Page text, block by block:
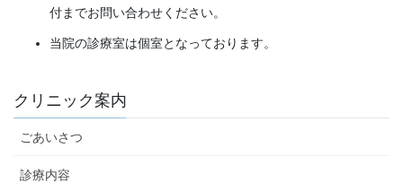
付までお問い合わせください。
当院の診療室は個室となっております。
クリニック案内
ごあいさつ
診療内容